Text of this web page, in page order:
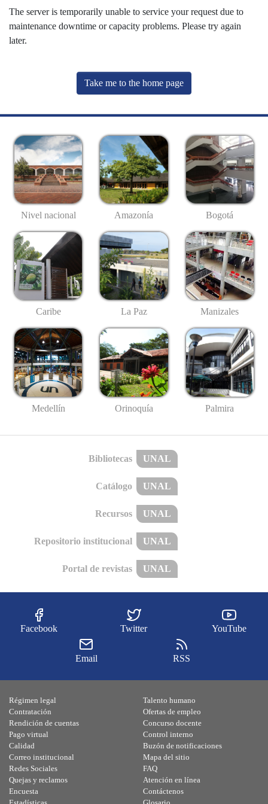
The server is temporarily unable to service your request due to
maintenance downtime or capacity problems. Please try again
later.
Take me to the home page
Nivel nacional Amazonía Bogotá
Caribe La Paz Manizales
Medellín Orinoquía Palmira
Bibliotecas UNAL
Catálogo UNAL
Recursos UNAL
Repositorio institucional UNAL
Portal de revistas UNAL
Facebook Twitter YouTube
Email RSS
Régimen legal
Contratación
Rendición de cuentas
Pago virtual
Calidad
Talento humano
Ofertas de empleo
Concurso docente
Control interno
Buzón de notificaciones
Correo institucional
Redes Sociales
Quejas y reclamos
Encuesta
Mapa del sitio
FAQ
Atención en línea
Contáctenos